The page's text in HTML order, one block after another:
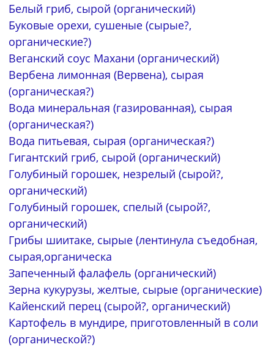
Белый гриб, сырой (органический)
Буковые орехи, сушеные (сырые?,
органические?)
Веганский соус Махани (органический)
Вербена лимонная (Вервена), сырая
(органическая?)
Вода минеральная (газированная), сырая
(органическая?)
Вода питьевая, сырая (органическая?)
Гигантский гриб, сырой (органический)
Голубиный горошек, незрелый (сырой?,
органический)
Голубиный горошек, спелый (сырой?,
органический)
Грибы шиитаке, сырые (лентинула съедобная,
сырая,органическа
Запеченный фалафель (органический)
Зерна кукурузы, желтые, сырые (органические)
Кайенский перец (сырой?, органический)
Картофель в мундире, приготовленный в соли
(органической?)